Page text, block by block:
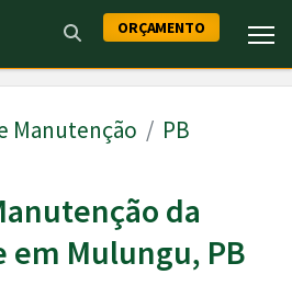
ORÇAMENTO
Manutenção
PB
da
em Mulungu, PB